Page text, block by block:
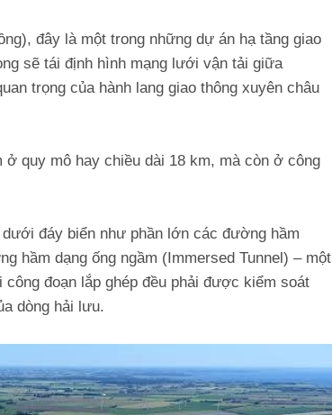
đây là một trong những dự án hạ tầng giao
sẽ tái định hình mạng lưới vận tải giữa
trọng của hành lang giao thông xuyên châu
quy mô hay chiều dài 18 km, mà còn ở công
đáy biển như phần lớn các đường hầm
hầm dạng ống ngầm (Immersed Tunnel) – một
đoạn lắp ghép đều phải được kiểm soát
dòng hải lưu.